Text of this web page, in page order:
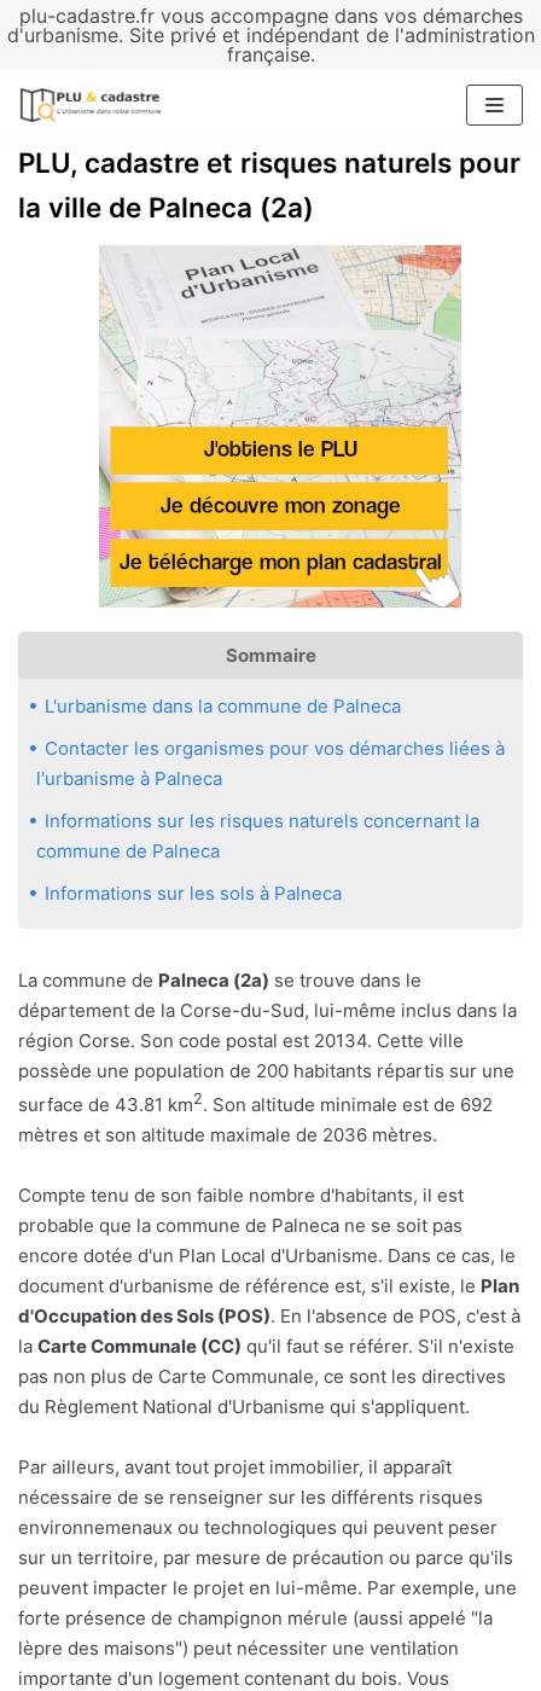
plu-cadastre.fr vous accompagne dans vos démarches
d'urbanisme. Site privé et indépendant de l'administration
française.
Aller
contenu
PLU, cadastre et risques naturels pour
la ville de Palneca (2a)
Sommaire
L'urbanisme dans la commune de Palneca
Contacter les organismes pour vos démarches liées à
l'urbanisme à Palneca
Informations sur les risques naturels concernant la
commune de Palneca
Informations sur les sols à Palneca
La commune de Palneca (2a) se trouve dans le
département de la Corse-du-Sud, lui-même inclus dans la
région Corse. Son code postal est 20134. Cette ville
possède une population de 200 habitants répartis sur une
surface de 43.81 km2. Son altitude minimale est de 692
mètres et son altitude maximale de 2036 mètres.
Compte tenu de son faible nombre d'habitants, il est
probable que la commune de Palneca ne se soit pas
encore dotée d'un Plan Local d'Urbanisme. Dans ce cas, le
document d'urbanisme de référence est, s'il existe, le Plan
d'Occupation des Sols (POS). En l'absence de POS, c'est à
la Carte Communale (CC) qu'il faut se référer. S'il n'existe
pas non plus de Carte Communale, ce sont les directives
du Règlement National d'Urbanisme qui s'appliquent.
Par ailleurs, avant tout projet immobilier, il apparaît
nécessaire de se renseigner sur les différents risques
environnemenaux ou technologiques qui peuvent peser
sur un territoire, par mesure de précaution ou parce qu'ils
peuvent impacter le projet en lui-même. Par exemple, une
forte présence de champignon mérule (aussi appelé "la
lèpre des maisons") peut nécessiter une ventilation
importante d'un logement contenant du bois. Vous